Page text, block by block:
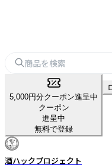
5,000円分クーポン進呈中
クーポン
進呈中
無料で登録
酒ハックプロジェクト